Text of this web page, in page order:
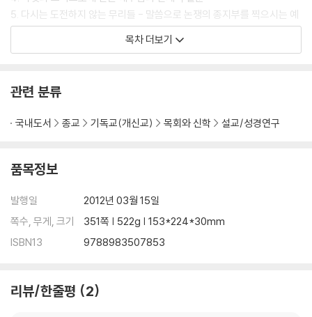
5. 다시는 도전하지 않는 무리들 - 말씀으로 논쟁의 종지부를 찍으시는 예
수님
1. 마 1:1-17은 단순히 '예수님의 족보'가 주제가 아니다
3. 마 2:13-23은 단순히 '예수님께서 이집트로 피신하심'이 주제가 아니
4. 마 3:13-17은 단순히 '예수님께서 세례 받으심'이 주제가 아니다
6. 마 5:13-16은 단순히 '세상의 빛과 소금이 되는 교회'가 주제가 아니다
7. 마 5:17-20은 단순히 '나는 율법을 폐하러 온 것이 아니라 완성하러 왔
다'가 주제가 아니다
8. 마 5:21-26은 단순히 '형제자매에게 노하지 말라'가 주제가 아니다
가 아니다
10. 마 6:22-23은 단순히 '눈은 마음의 등불이다'가 주제가 아니다
목차 더보기
관련 분류
국내도서 종교 기독교(개신교) 목회와 신학 설교/성경연구
품목정보
발행일
2012년 03월 15일
쪽수, 무게, 크기
351쪽 | 522g | 153*224*30mm
ISBN13
9788983507853
리뷰/한줄평 2